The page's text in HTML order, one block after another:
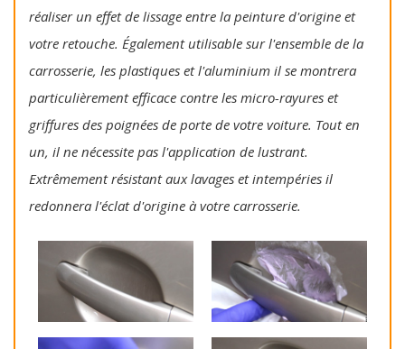
réaliser un effet de lissage entre la peinture d'origine et
votre retouche. Également utilisable sur l'ensemble de la
carrosserie, les plastiques et l'aluminium il se montrera
particulièrement efficace contre les micro-rayures et
griffures des poignées de porte de votre voiture. Tout en
un, il ne nécessite pas l'application de lustrant.
Extrêmement résistant aux lavages et intempéries il
redonnera l'éclat d'origine à votre carrosserie.